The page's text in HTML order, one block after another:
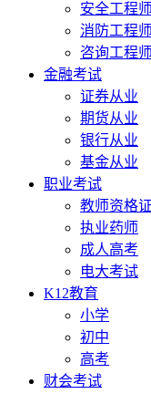
安全工程师
消防工程师
咨询工程师
金融考试
证券从业
期货从业
银行从业
基金从业
职业考试
教师资格证
执业药师
成人高考
电大考试
K12教育
小学
初中
高考
财会考试